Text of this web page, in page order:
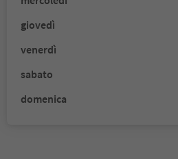
giovedì
venerdì
sabato
domenica